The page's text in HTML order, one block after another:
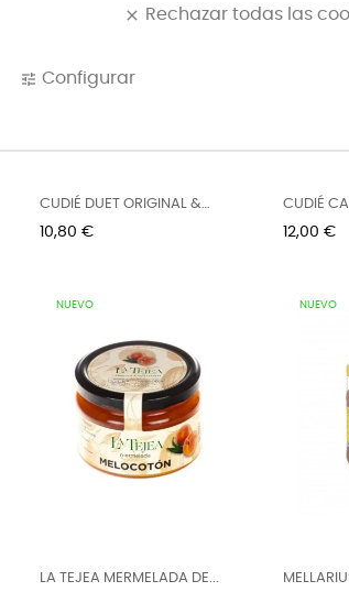
CUDIÉ DUET ORIGINAL &
DARK...
Precio
10,80 €
CUDIÉ
Precio
12,00 €
NUEVO
LA TEJEA MERMELADA DE...
NUEVO
clear Rechazar todas las
tune Configurar